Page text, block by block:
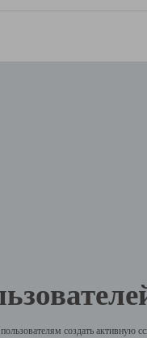
создать активную